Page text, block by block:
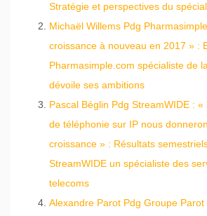
Stratégie et perspectives du
Michaël Willems Pdg
croissance à nouveau en 2017 » :
Pharmasimple.com spécialiste de
dévoile ses ambitions
Pascal Béglin Pdg StreamWIDE :
de téléphonie sur IP nous
croissance » : Résultats
StreamWIDE un spécialiste des
telecoms
Alexandre Parot Pdg Groupe